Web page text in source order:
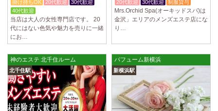
掛け持ちOK 20代歓迎
30代歓迎
40代歓迎
当店は大人の女性専門店です。 20
代にはない色気や魅力を売りに一緒
にお…
20代歓迎 30代歓迎 制服貸与
Mrs.Orchid Spa(オーキッドスパ)は
金沢」エリアのメンズエステ店にな
り…
神のエステ 北千住ルーム
北千住駅
パフューム新横浜
新横浜駅